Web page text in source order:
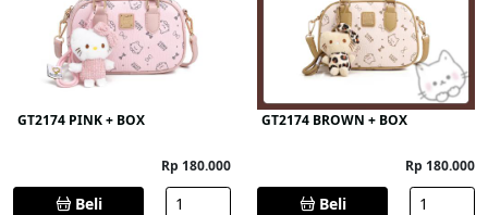
GT2174 PINK + BOX
Rp 180.000
Beli
GT2174 BROWN + BOX
Rp 180.000
Beli